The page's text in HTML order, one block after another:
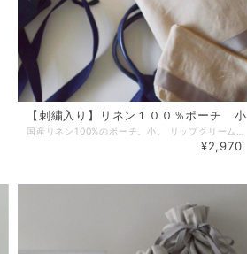
【刺繍入り】リネン１００％ポーチ 小
¥2,970